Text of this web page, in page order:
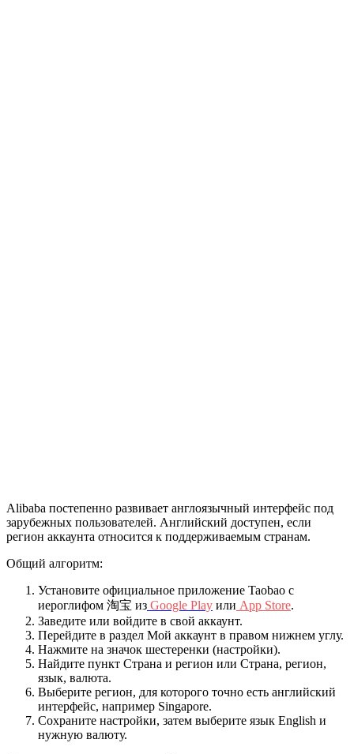
Alibaba постепенно развивает англоязычный интерфейс под
зарубежных пользователей. Английский доступен, если
регион аккаунта относится к поддерживаемым странам.
Общий алгоритм:
Установите официальное приложение Taobao с
иероглифом 淘宝 из Google Play или App Store.
Заведите или войдите в свой аккаунт.
Перейдите в раздел Мой аккаунт в правом нижнем углу.
Нажмите на значок шестеренки (настройки).
Найдите пункт Страна и регион или Страна, регион,
язык, валюта.
Выберите регион, для которого точно есть английский
интерфейс, например Singapore.
Сохраните настройки, затем выберите язык English и
нужную валюту.